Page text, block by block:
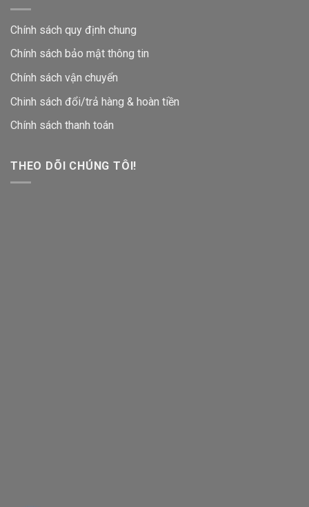
Chính sách quy định chung
Chính sách bảo mật thông tin
Chính sách vận chuyển
Chinh sách đổi/trả hàng & hoàn tiền
Chính sách thanh toán
THEO DÕI CHÚNG TÔI!